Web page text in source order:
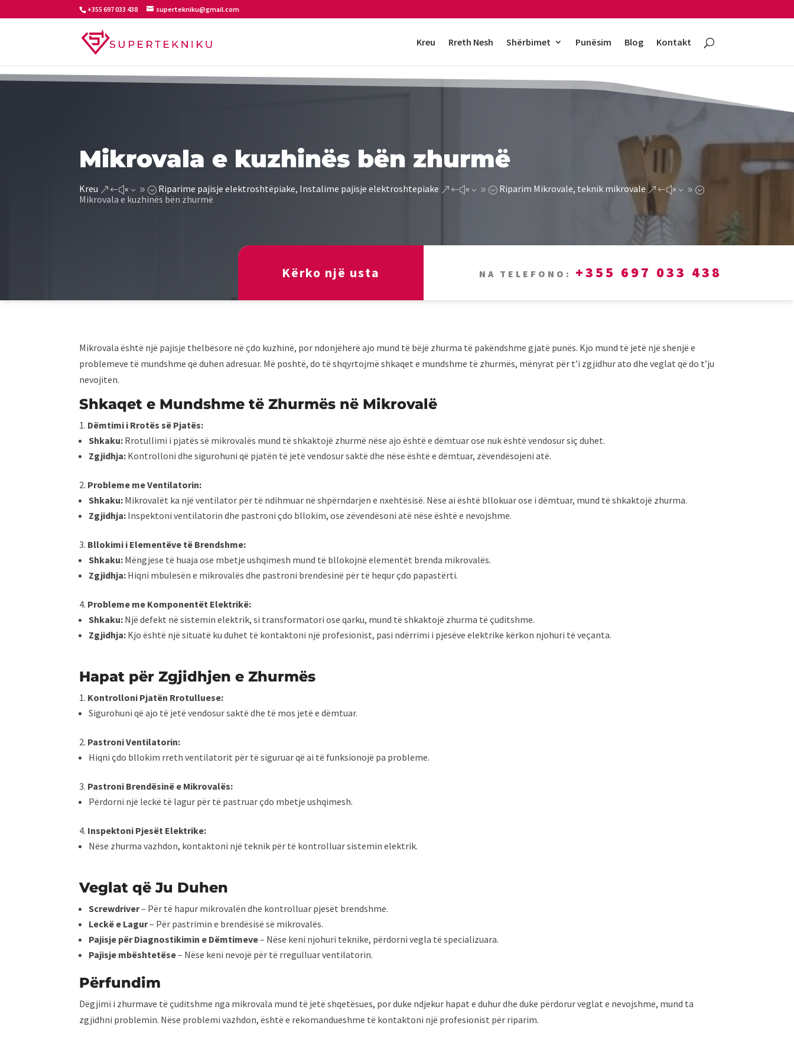
+355 697 033 438 supertekniku@gmail.com
Kreu Rreth Nesh Shërbimet Punësim Blog Kontakt
Mikrovala e kuzhinës bën zhurmë
Kreu &#x39; Riparime pajisje elektroshtëpiake, Instalime pajisje elektroshtepiake &#x39; Riparim Mikrovale, teknik mikrovale &#x39;
Mikrovala e kuzhinës bën zhurmë
Kërko një usta NA TELEFONO: +355 697 033 438
Mikrovala është një pajisje thelbësore në çdo kuzhinë, por ndonjëherë ajo mund të bëjë zhurma të pakëndshme gjatë punës. Kjo mund të jetë një shenjë e
problemeve të mundshme që duhen adresuar. Më poshtë, do të shqyrtojmë shkaqet e mundshme të zhurmës, mënyrat për t’i zgjidhur ato dhe veglat që do t’ju
nevojiten.
Shkaqet e Mundshme të Zhurmës në Mikrovalë
Dëmtimi i Rrotës së Pjatës:
Shkaku: Rrotullimi i pjatës së mikrovalës mund të shkaktojë zhurmë nëse ajo është e dëmtuar ose nuk është vendosur siç duhet.
Zgjidhja: Kontrolloni dhe sigurohuni që pjatën të jetë vendosur saktë dhe nëse është e dëmtuar, zëvendësojeni atë.
Probleme me Ventilatorin:
Shkaku: Mikrovalët ka një ventilator për të ndihmuar në shpërndarjen e nxehtësisë. Nëse ai është bllokuar ose i dëmtuar, mund të shkaktojë zhurma.
Zgjidhja: Inspektoni ventilatorin dhe pastroni çdo bllokim, ose zëvendësoni atë nëse është e nevojshme.
Bllokimi i Elementëve të Brendshme:
Shkaku: Mëngjese të huaja ose mbetje ushqimesh mund të bllokojnë elementët brenda mikrovalës.
Zgjidhja: Hiqni mbulesën e mikrovalës dhe pastroni brendësinë për të hequr çdo papastërti.
Probleme me Komponentët Elektrikë:
Shkaku: Një defekt në sistemin elektrik, si transformatori ose qarku, mund të shkaktojë zhurma të çuditshme.
Zgjidhja: Kjo është një situatë ku duhet të kontaktoni një profesionist, pasi ndërrimi i pjesëve elektrike kërkon njohuri të veçanta.
Hapat për Zgjidhjen e Zhurmës
Kontrolloni Pjatën Rrotulluese:
Sigurohuni që ajo të jetë vendosur saktë dhe të mos jetë e dëmtuar.
Pastroni Ventilatorin:
Hiqni çdo bllokim rreth ventilatorit për të siguruar që ai të funksionojë pa probleme.
Pastroni Brendësinë e Mikrovalës:
Përdorni një leckë të lagur për të pastruar çdo mbetje ushqimesh.
Inspektoni Pjesët Elektrike:
Nëse zhurma vazhdon, kontaktoni një teknik për të kontrolluar sistemin elektrik.
Veglat që Ju Duhen
Screwdriver– Për të hapur mikrovalën dhe kontrolluar pjesët brendshme.
Leckë e Lagur– Për pastrimin e brendësisë së mikrovalës.
Pajisje për Diagnostikimin e Dëmtimeve– Nëse keni njohuri teknike, përdorni vegla të specializuara.
Pajisje mbështetëse– Nëse keni nevojë për të rregulluar ventilatorin.
Përfundim
Dëgjimi i zhurmave të çuditshme nga mikrovala mund të jetë shqetësues, por duke ndjekur hapat e duhur dhe duke përdorur veglat e nevojshme, mund ta
zgjidhni problemin. Nëse problemi vazhdon, është e rekomandueshme të kontaktoni një profesionist për riparim.